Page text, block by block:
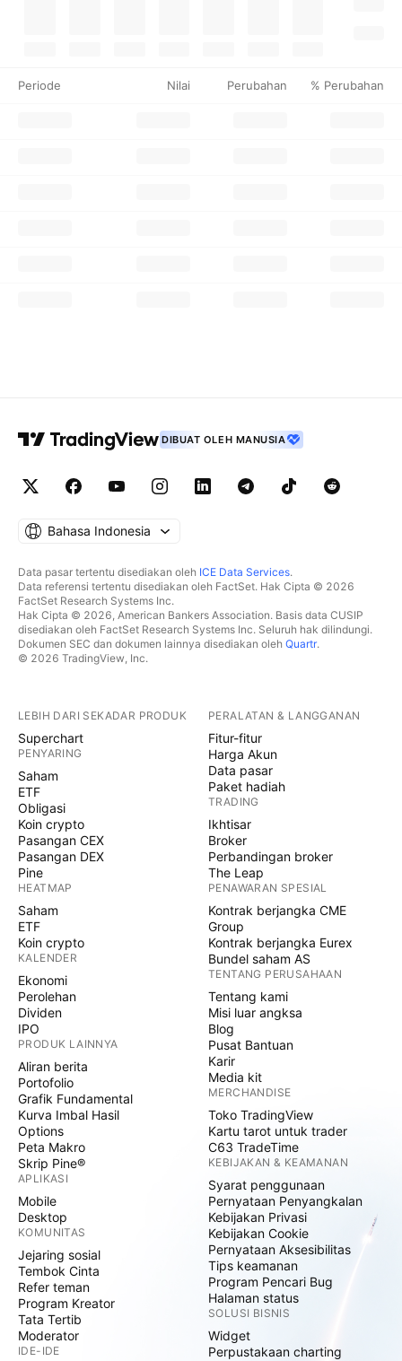
Periode Nilai Perubahan % Perubahan
DIBUAT OLEH MANUSIA
Bahasa Indonesia
Data pasar tertentu disediakan oleh ICE Data Services.
Data referensi tertentu disediakan oleh FactSet. Hak Cipta © 2026
FactSet Research Systems Inc.
Hak Cipta © 2026, American Bankers Association. Basis data CUSIP
disediakan oleh FactSet Research Systems Inc. Seluruh hak dilindungi.
Dokumen SEC dan dokumen lainnya disediakan oleh Quartr.
© 2026 TradingView, Inc.
LEBIH DARI SEKADAR PRODUK
Superchart
PENYARING
Saham
ETF
Obligasi
Koin crypto
Pasangan CEX
Pasangan DEX
Pine
HEATMAP
Saham
ETF
Koin crypto
KALENDER
Ekonomi
Perolehan
Dividen
IPO
PRODUK LAINNYA
Aliran berita
Portofolio
Grafik Fundamental
Kurva Imbal Hasil
Options
Peta Makro
Skrip Pine®
APLIKASI
Mobile
Desktop
KOMUNITAS
Jejaring sosial
Tembok Cinta
Refer teman
Program Kreator
Tata Tertib
Moderator
IDE-IDE
PERALATAN & LANGGANAN
Fitur-fitur
Harga Akun
Data pasar
Paket hadiah
TRADING
Ikhtisar
Broker
Perbandingan broker
The Leap
PENAWARAN SPESIAL
Kontrak berjangka CME
Group
Kontrak berjangka Eurex
Bundel saham AS
TENTANG PERUSAHAAN
Tentang kami
Misi luar angksa
Blog
Pusat Bantuan
Karir
Media kit
MERCHANDISE
Toko TradingView
Kartu tarot untuk trader
C63 TradeTime
KEBIJAKAN & KEAMANAN
Syarat penggunaan
Pernyataan Penyangkalan
Kebijakan Privasi
Kebijakan Cookie
Pernyataan Aksesibilitas
Tips keamanan
Program Pencari Bug
Halaman status
SOLUSI BISNIS
Widget
Perpustakaan charting